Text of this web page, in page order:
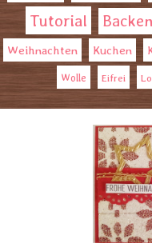
Tutorial Backen
Weihnachten Kuchen
Wolle Eifrei